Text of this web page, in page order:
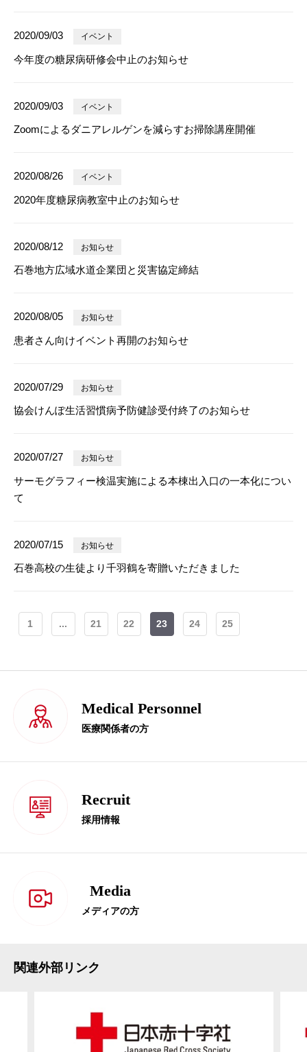
2020/09/03 イベント
今年度の糖尿病研修会中止のお知らせ
2020/09/03 イベント
Zoomによるダニアレルゲンを減らすお掃除講座開催
2020/08/26 イベント
2020年度糖尿病教室中止のお知らせ
2020/08/12 お知らせ
石巻地方広域水道企業団と災害協定締結
2020/08/05 お知らせ
患者さん向けイベント再開のお知らせ
2020/07/29 お知らせ
協会けんぽ生活習慣病予防健診受付終了のお知らせ
2020/07/27 お知らせ
サーモグラフィー検温実施による本棟出入口の一本化につい
て
2020/07/15 お知らせ
石巻高校の生徒より千羽鶴を寄贈いただきました
1 ... 21 22 23 24 25
Medical Personnel
医療関係者の方
Recruit
採用情報
Media
メディアの方
関連外部リンク